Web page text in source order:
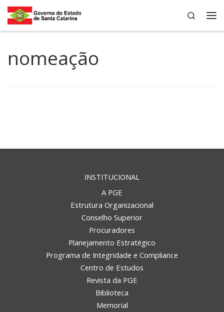
Skip to content
Search
nomeação
INSTITUCIONAL
A PGE
Estrutura Organizacional
Conselho Superior
Procuradores
Planejamento Estratégico
Programa de Integridade e Compliance
Centro de Estudos
Revista da PGE
Biblioteca
Memorial